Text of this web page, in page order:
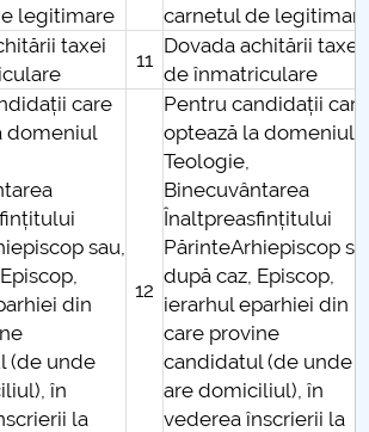
legitimare
carnetul de
taxei
11
Dovada achitării taxei
de înmatriculare
care
domeniul
sau,
din
(de unde
în
la
12
Pentru candidații care
optează la domeniul
Teologie,
Binecuvântarea
Înaltpreasfințitului
PărinteArhiepiscop
după caz, Episcop,
ierarhul eparhiei din
care provine
candidatul (de unde
are domiciliul), în
vederea înscrierii la